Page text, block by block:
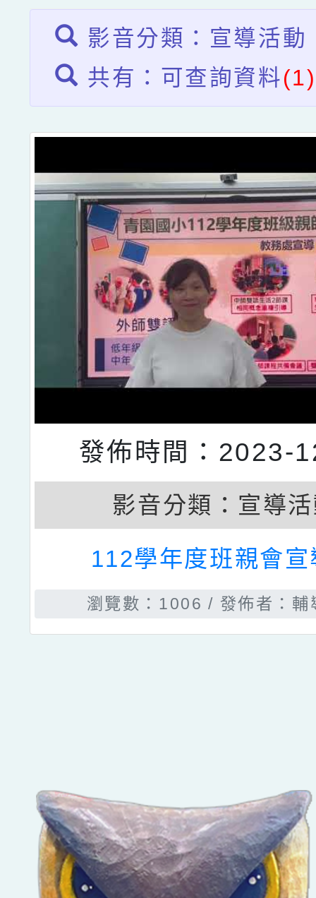
影音分類：宣導活動
共有：可查詢資料(1)
發佈時間：2023-
影音分類： 宣導
112學年度班親會宣
瀏覽數：1006 發佈者：輔